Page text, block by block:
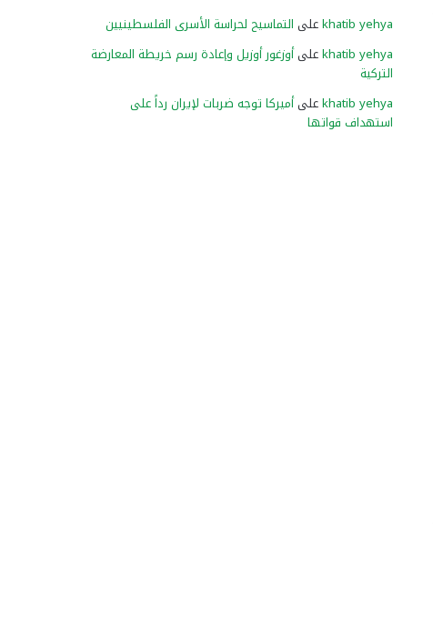
khatib yehyaعلى التماسيح لحراسة الأسرى الفلسطينيين
khatib yehyaعلىأوزغور أوزيل وإعادة رسم خريطة المعارضة
التركية
khatib yehyaعلىأميركا توجه ضربات لإيران رداً على
استهداف قواتها